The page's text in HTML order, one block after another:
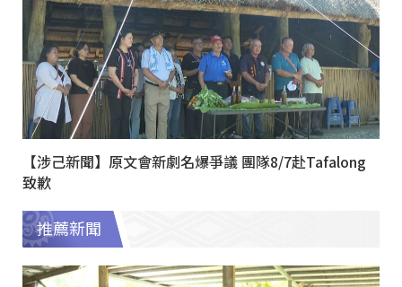
【涉己新聞】原文會新劇名爆爭議 團隊8/7赴Tafalong
致歉
推薦新聞